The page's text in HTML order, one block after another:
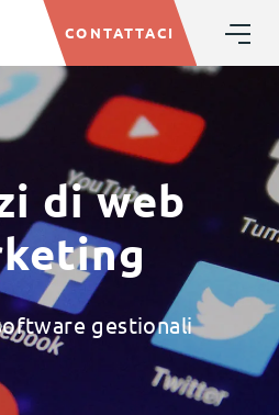
CONTATTACI
di web
gestionali